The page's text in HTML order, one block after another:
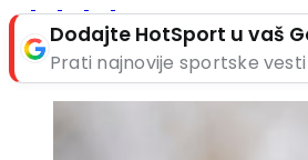
Dodajte HotSport u vaš
Prati najnovije sportske